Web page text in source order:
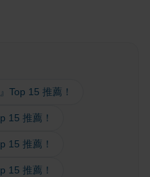
Top 15 推薦！
15 推薦！
15 推薦！
15 推薦！